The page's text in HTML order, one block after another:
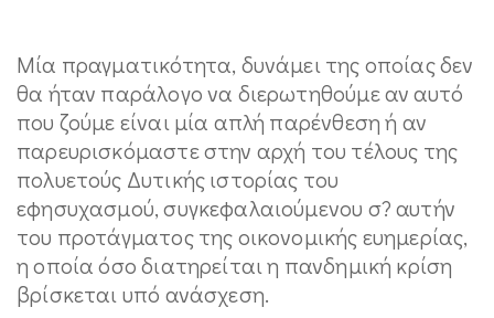
Μία πραγματικότητα, δυνάμει της οποίας δεν
θα ήταν παράλογο να διερωτηθούμε αν αυτό
που ζούμε είναι μία απλή παρένθεση ή αν
παρευρισκόμαστε στην αρχή του τέλους της
πολυετούς Δυτικής ιστορίας του
εφησυχασμού, συγκεφαλαιούμενου σ? αυτήν
του προτάγματος της οικονομικής ευημερίας,
η οποία όσο διατηρείται η πανδημική κρίση
βρίσκεται υπό ανάσχεση.